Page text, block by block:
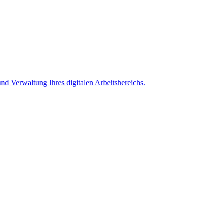
Verwaltung Ihres digitalen Arbeitsbereichs.